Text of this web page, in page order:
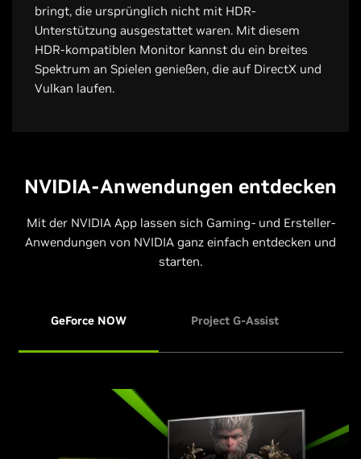
bringt, die ursprünglich nicht mit HDR-
Unterstützung ausgestattet waren. Mit diesem
HDR-kompatiblen Monitor kannst du ein breites
Spektrum an Spielen genießen, die auf DirectX und
Vulkan laufen.
NVIDIA-Anwendungen entdecken
Mit der NVIDIA App lassen sich Gaming- und Ersteller-
Anwendungen von NVIDIA ganz einfach entdecken und
starten.
GeForce NOW Project G-Assist